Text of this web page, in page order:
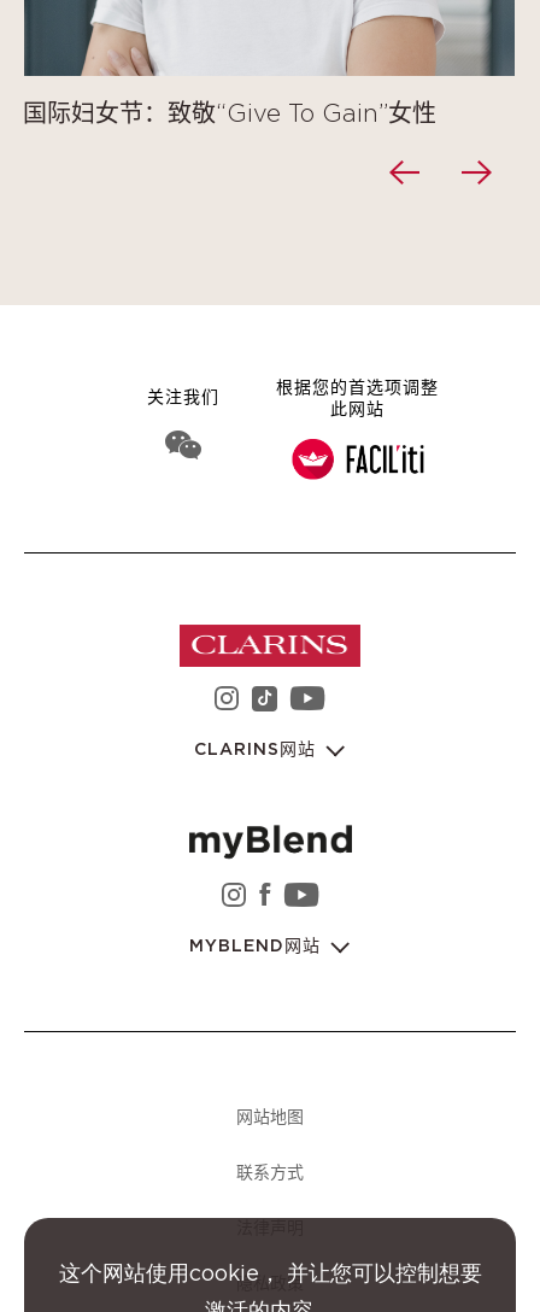
国际妇女节：致敬“Give To Gain”女性
关注我们
WeChat 娇韵诗集团
根据您的首选项调整
此网站
instagram 娇韵诗集团
youtube 娇韵诗集
CLARINS网站
instagram 娇韵诗集团
facebook 娇韵诗集团
youtube 娇韵诗集
MYBLEND网站
网站地图
联系方式
隐私政策
这个网站使用cookie， 并让您可以控制想要